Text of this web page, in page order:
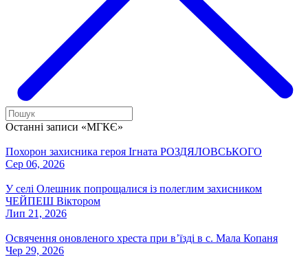
Останні записи «МГКЄ»
Похорон захисника героя Ігната РОЗДЯЛОВСЬКОГО
Сер 06, 2026
У селі Олешник попрощалися із полеглим захисником
ЧЕЙПЕШ Віктором
Лип 21, 2026
Освячення оновленого хреста при вʼїзді в с. Мала Копаня
Чер 29, 2026